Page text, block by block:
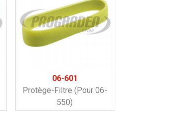
06-601
Protège-Filtre (pour 06-
550)